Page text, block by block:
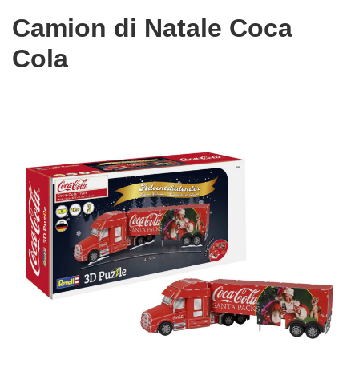
Camion di Natale Coca
Cola